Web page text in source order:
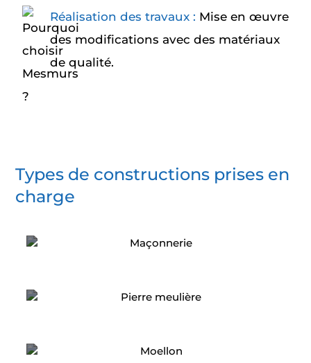
Réalisation des travaux : Mise en œuvre
des modifications avec des matériaux
de qualité.
Types de constructions prises en
charge